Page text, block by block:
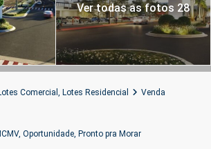
Ver todas as fotos 28
Comercial , Lotes Residencial Venda
, Oportunidade, Pronto pra Morar